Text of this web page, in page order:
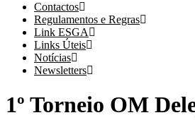
Contactos
Regulamentos e Regras
Link ESGA
Links Úteis
Notícias
Newsletters
1º Torneio OM